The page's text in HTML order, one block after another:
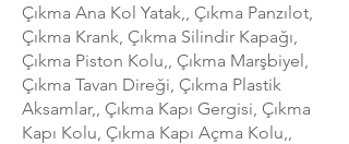
Çıkma Ana Kol Yatak,, Çıkma Panzılot,
Çıkma Krank, Çıkma Silindir Kapağı,
Çıkma Piston Kolu,, Çıkma Marşbiyel,
Çıkma Tavan Direği, Çıkma Plastik
Aksamlar,, Çıkma Kapı Gergisi, Çıkma
Kapı Kolu, Çıkma Kapı Açma Kolu,,